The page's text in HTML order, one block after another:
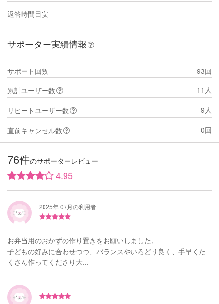
返答時間目安 -
サポーター実績情報
サポート回数
93回
累計ユーザー数
11人
リピートユーザー数 9人
直前キャンセル数 0回
76件のサポーターレビュー
4.95
2025年 07月の利用者
お弁当用のおかずの作り置きをお願いしました。
子どもの好みに合わせつつ、バランスやいろどり良く、手早くた
くさん作ってくださり大...